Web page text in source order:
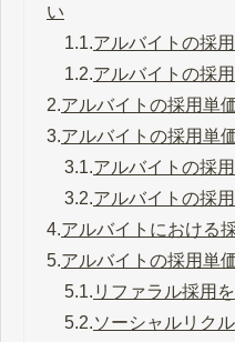
い
1.1.アルバイトの採
1.2.アルバイトの採
2.アルバイトの採用単
3.アルバイトの採用単
3.1.アルバイトの採
3.2.アルバイトの採
4.アルバイトにおける
5.アルバイトの採用単
5.1. リファラル採用
5.2.ソーシャルリク